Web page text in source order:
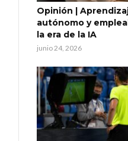
Opinión |
autónomo y
la era de la IA
junio 24, 2026